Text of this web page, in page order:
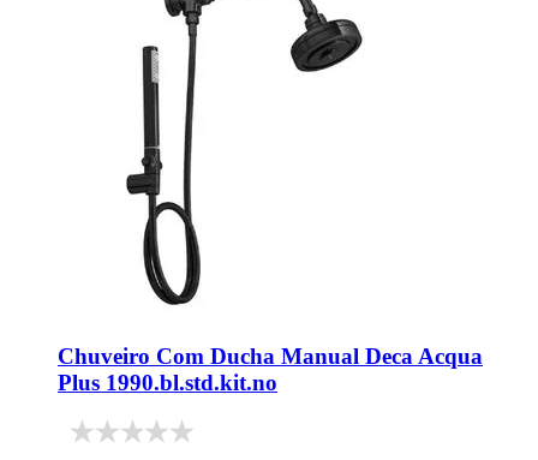
Chuveiro Com Ducha Manual Deca Acqua
Plus 1990.bl.std.kit.no